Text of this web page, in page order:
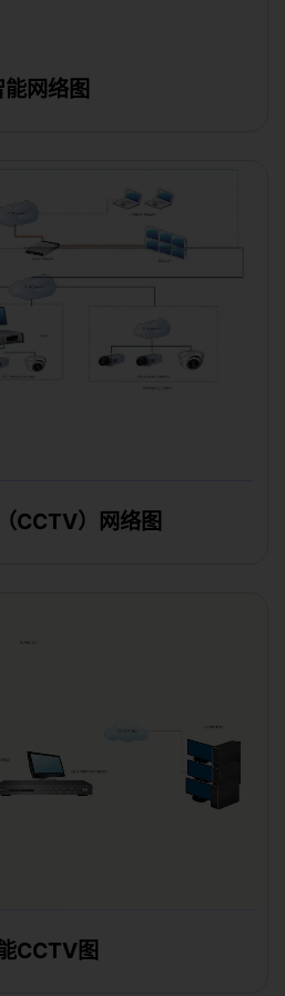
使用此模板
能网络图
用此模板
CCTV）网络图
CCTV图